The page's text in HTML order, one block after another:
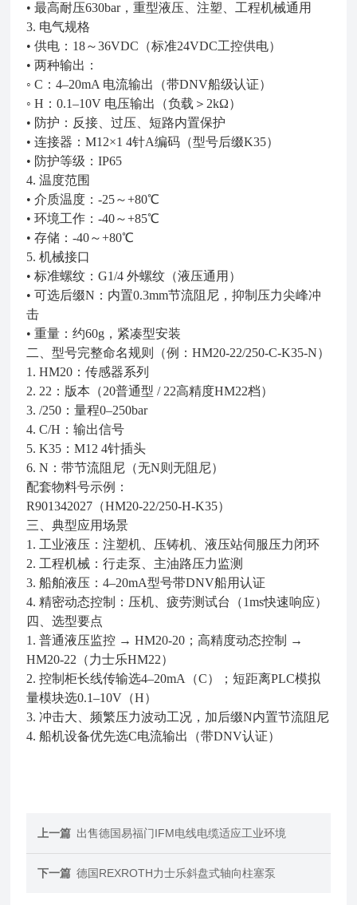
• 最高耐压630bar，重型液压、注塑、工程机械通用
3. 电气规格
• 供电：18～36VDC（标准24VDC工控供电）
• 两种输出：
◦ C：4–20mA 电流输出（带DNV船级认证）
◦ H：0.1–10V 电压输出（负载＞2kΩ）
• 防护：反接、过压、短路内置保护
• 连接器：M12×1 4针A编码（型号后缀K35）
• 防护等级：IP65
4. 温度范围
• 介质温度：-25～+80℃
• 环境工作：-40～+85℃
• 存储：-40～+80℃
5. 机械接口
• 标准螺纹：G1/4 外螺纹（液压通用）
• 可选后缀N：内置0.3mm节流阻尼，抑制压力尖峰冲
击
• 重量：约60g，紧凑型安装
二、型号完整命名规则（例：HM20‑22/250‑C‑K35‑N）
1. HM20：传感器系列
2. 22：版本（20普通型 / 22高精度HM22档）
3. /250：量程0–250bar
4. C/H：输出信号
5. K35：M12 4针插头
6. N：带节流阻尼（无N则无阻尼）
配套物料号示例：
R901342027（HM20‑22/250‑H‑K35）
三、典型应用场景
1. 工业液压：注塑机、压铸机、液压站伺服压力闭环
2. 工程机械：行走泵、主油路压力监测
3. 船舶液压：4–20mA型号带DNV船用认证
4. 精密动态控制：压机、疲劳测试台（1ms快速响应）
四、选型要点
1. 普通液压监控 → HM20‑20；高精度动态控制 →
HM20‑22（力士乐HM22）
2. 控制柜长线传输选4–20mA（C）；短距离PLC模拟
量模块选0.1–10V（H）
3. 冲击大、频繁压力波动工况，加后缀N内置节流阻尼
4. 船机设备优先选C电流输出（带DNV认证）
上一篇 出售德国易福门IFM电线电缆适应工业环境
下一篇 德国REXROTH力士乐斜盘式轴向柱塞泵